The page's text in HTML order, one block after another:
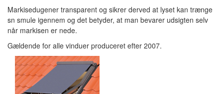
Markisedugener transparent og sikrer derved at lyset kan trænge
sn smule igennem og det betyder, at man bevarer udsigten selv
når markisen er nede.
Gældende for alle vinduer produceret efter 2007.